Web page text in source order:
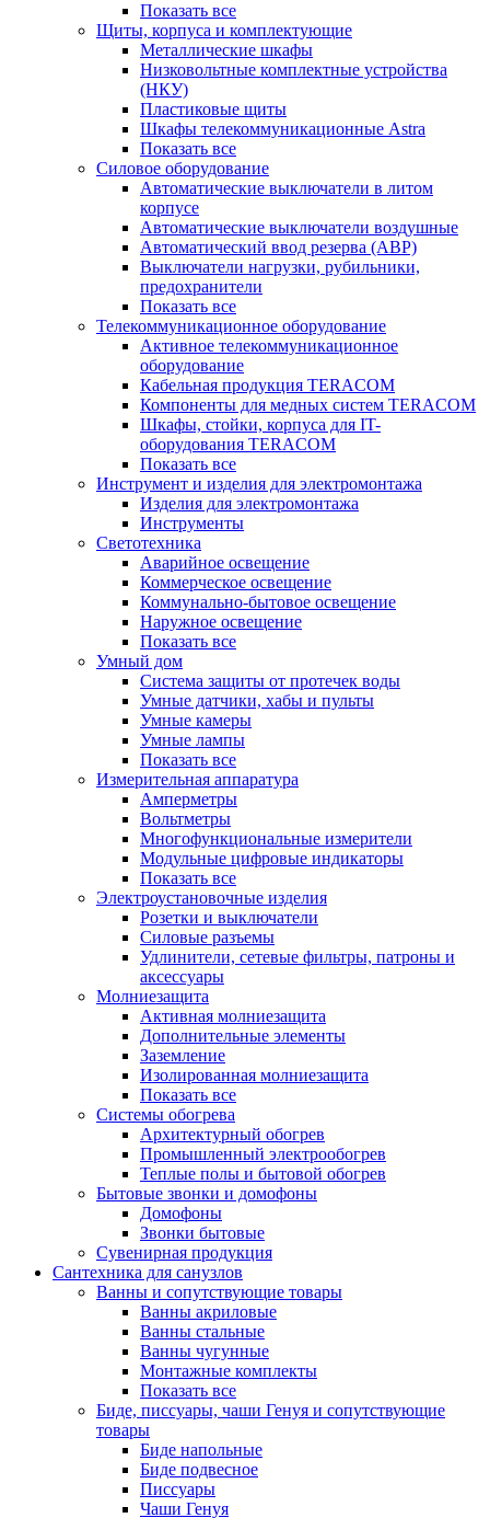
Показать все
Щиты, корпуса и комплектующие
Металлические шкафы
Низковольтные комплектные устройства
(НКУ)
Пластиковые щиты
Шкафы телекоммуникационные Astra
Показать все
Силовое оборудование
Автоматические выключатели в литом
корпусе
Автоматические выключатели воздушные
Автоматический ввод резерва (АВР)
Выключатели нагрузки, рубильники,
предохранители
Показать все
Телекоммуникационное оборудование
Активное телекоммуникационное
оборудование
Кабельная продукция TERACOM
Компоненты для медных систем TERACOM
Шкафы, стойки, корпуса для IT-
оборудования TERACOM
Показать все
Инструмент и изделия для электромонтажа
Изделия для электромонтажа
Инструменты
Светотехника
Аварийное освещение
Коммерческое освещение
Коммунально-бытовое освещение
Наружное освещение
Показать все
Умный дом
Система защиты от протечек воды
Умные датчики, хабы и пульты
Умные камеры
Умные лампы
Показать все
Измерительная аппаратура
Амперметры
Вольтметры
Многофункциональные измерители
Модульные цифровые индикаторы
Показать все
Электроустановочные изделия
Розетки и выключатели
Силовые разъемы
Удлинители, сетевые фильтры, патроны и
аксессуары
Молниезащита
Активная молниезащита
Дополнительные элементы
Заземление
Изолированная молниезащита
Показать все
Системы обогрева
Архитектурный обогрев
Промышленный электрообогрев
Теплые полы и бытовой обогрев
Бытовые звонки и домофоны
Домофоны
Звонки бытовые
Сувенирная продукция
Сантехника для санузлов
Ванны и сопутствующие товары
Ванны акриловые
Ванны стальные
Ванны чугунные
Монтажные комплекты
Показать все
Биде, писсуары, чаши Генуя и сопутствующие
товары
Биде напольные
Биде подвесное
Писсуары
Чаши Генуя